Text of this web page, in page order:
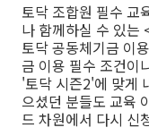
토닥 조합원 필수 교
나 함께하실 수 있는
토닥 공동체기금 이
금 이용 필수 조건이
'토닥 시즌2'에 맞게
으셨던 분들도 교육
드 차원에서 다시 신